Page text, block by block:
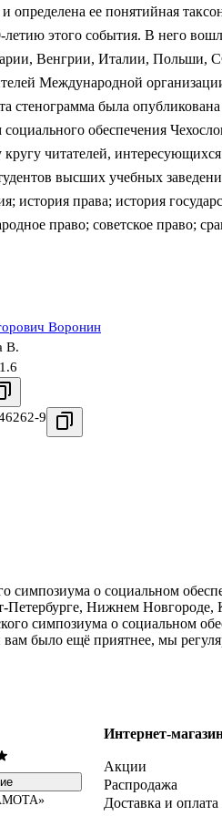
определена ее понятийная
этого события. В него
Венгрии, Италии,
Международной
стенограмма была
обеспечения
читателей,
высших учебных
история права; история
право; советское право;
Воронин
В.
9
симпозиума о социальном
Петербурге, Нижнем
симпозиума о социальном
было ещё приятнее, мы
Интернет-
Акции
Распродажа
Доставка и оплата